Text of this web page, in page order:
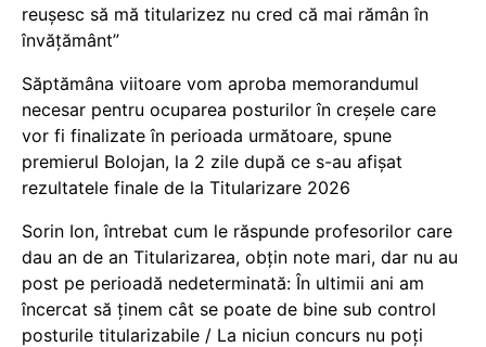
reușesc să mă titularizez nu cred că mai rămân în
învățământ”
Săptămâna viitoare vom aproba memorandumul
necesar pentru ocuparea posturilor în creșele care
vor fi finalizate în perioada următoare, spune
premierul Bolojan, la 2 zile după ce s-au afișat
rezultatele finale de la Titularizare 2026
Sorin Ion, întrebat cum le răspunde profesorilor care
dau an de an Titularizarea, obțin note mari, dar nu au
post pe perioadă nedeterminată: În ultimii ani am
încercat să ținem cât se poate de bine sub control
posturile titularizabile / La niciun concurs nu poți